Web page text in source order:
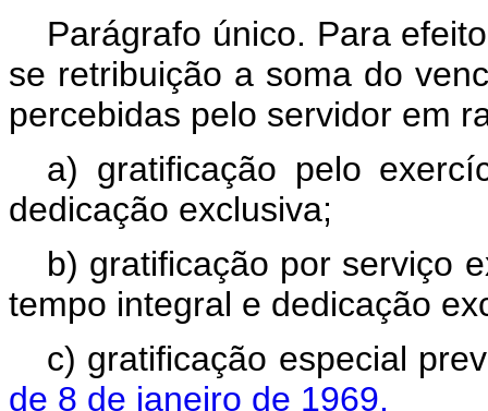
Parágrafo único. Para
se retribuição a soma do
percebidas pelo servidor em
a) gratificação pelo
dedicação exclusiva;
b) gratificação por serviço
tempo integral e dedicação
c) gratificação especial
de 8 de janeiro de 1969.